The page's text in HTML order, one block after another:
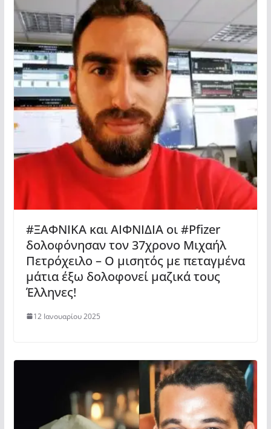
#ΞΑΦΝΙΚΑ και ΑΙΦΝΙΔΙΑ οι #Pfizer
δολοφόνησαν τον 37χρονο Μιχαήλ
Πετρόχειλο – Ο μισητός με πεταγμένα
μάτια έξω δολοφονεί μαζικά τους
Έλληνες!
12 Ιανουαρίου 2025